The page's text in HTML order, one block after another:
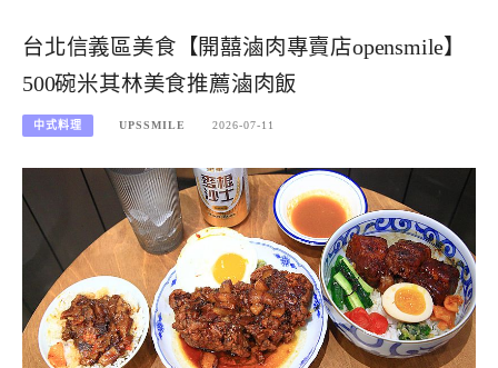
台北信義區美食【開囍滷肉專賣店opensmile】
500碗米其林美食推薦滷肉飯
中式料理 UPSSMILE 2026-07-11